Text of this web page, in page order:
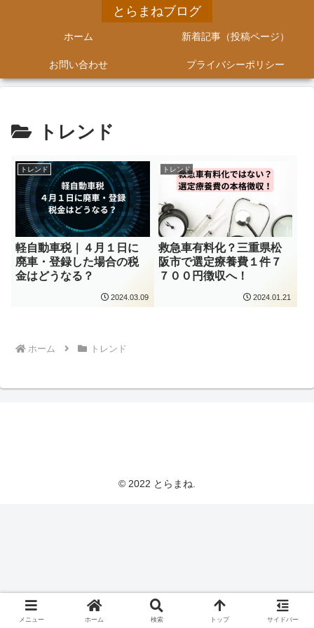
とらまねブログ
ホーム 新着記事（投稿ページ）
お問い合わせ プライバシーポリシー
トレンド
トレンド
軽自動車税｜４月１日に
廃車・登録した場合の税
金はどうなる？
2024.03.09
トレンド
救急車有料化？三重県松
阪市で選定療養費１件７
７００円徴収へ！
2024.01.21
ホーム トレンド
© 2022 とらまね.
メニュー ホーム 検索 トップ サイドバー